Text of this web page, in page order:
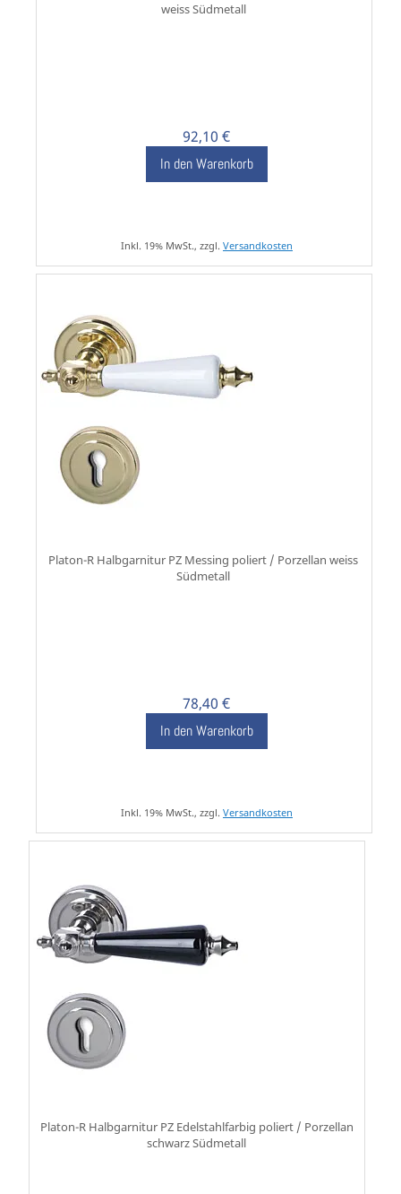
weiss Südmetall
92,10 €
In den Warenkorb
Inkl. 19% MwSt., zzgl. Versandkosten
Platon-R Halbgarnitur PZ Messing poliert / Porzellan weiss
Südmetall
78,40 €
In den Warenkorb
Inkl. 19% MwSt., zzgl. Versandkosten
Platon-R Halbgarnitur PZ Edelstahlfarbig poliert / Porzellan
schwarz Südmetall